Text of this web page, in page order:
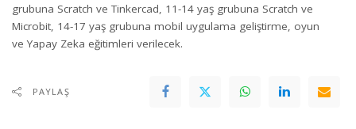
grubuna Scratch ve Tinkercad, 11-14 yaş grubuna Scratch ve
Microbit, 14-17 yaş grubuna mobil uygulama geliştirme, oyun
ve Yapay Zeka eğitimleri verilecek.
PAYLAŞ